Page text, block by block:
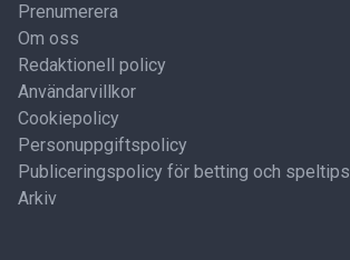
Prenumerera
Om oss
Redaktionell policy
Användarvillkor
Cookiepolicy
Personuppgiftspolicy
Publiceringspolicy för betting och speltips
Arkiv